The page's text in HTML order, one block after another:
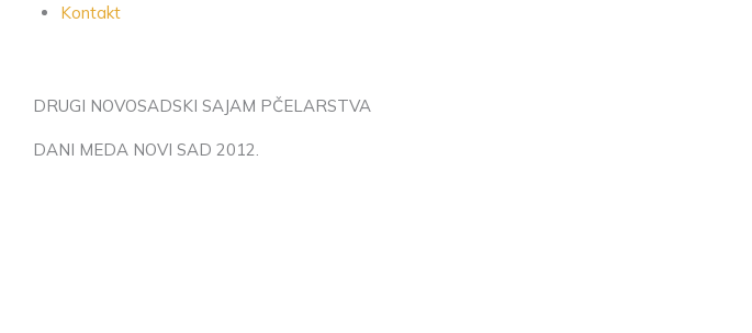
Kontakt
DRUGI NOVOSADSKI SAJAM PČELARSTVA
DANI MEDA NOVI SAD 2012.